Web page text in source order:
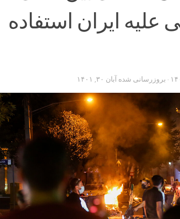
علیه ایران استفاده
· بروزرسانی شده آبان ۳۰, ۱۴۰۱